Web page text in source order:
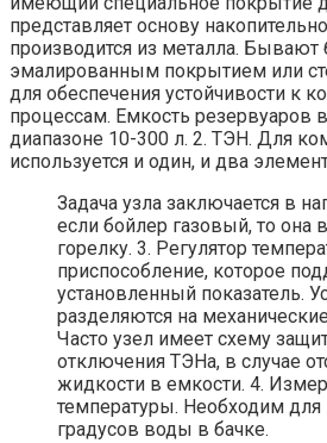
представляет основу
производится из металла. Бывают
эмалированным покрытием или
для обеспечения устойчивости к
процессам. Емкость резервуаров
диапазоне 10-300 л. 2. ТЭН. Для
используется и один, и два
Задача узла заключается в
если бойлер газовый, то она
горелку. 3. Регулятор
приспособление, которое
установленный показатель.
разделяются на
Часто узел имеет схему
отключения ТЭНа, в случае
жидкости в емкости. 4.
температуры. Необходим для
градусов воды в бачке.